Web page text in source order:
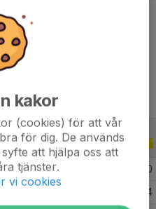
0
4
kakor
(cookies) för att vår
för dig. De används
att hjälpa oss att
tjänster.
vi cookies